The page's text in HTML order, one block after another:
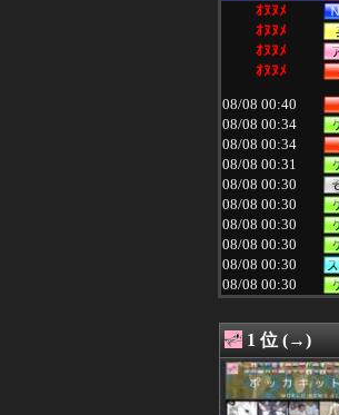
ｵﾇﾇﾒ
ｵﾇﾇﾒ
ｵﾇﾇﾒ
ｵﾇﾇﾒ
08/08 00:40
08/08 00:34
08/08 00:34
08/08 00:31
08/08 00:30
08/08 00:30
08/08 00:30
08/08 00:30
08/08 00:30
08/08 00:30
08/08 00:25
08/08 00:25
08/08 00:25
08/08 00:25
08/08 00:22
1 位 (→)